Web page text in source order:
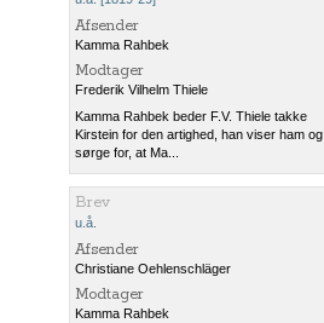
Afsender
Kamma Rahbek
Modtager
Frederik Vilhelm Thiele
Kamma Rahbek beder F.V. Thiele takke
Kirstein for den artighed, han viser ham og
sørge for, at Ma...
Brev
u.å.
Afsender
Christiane Oehlenschläger
Modtager
Kamma Rahbek